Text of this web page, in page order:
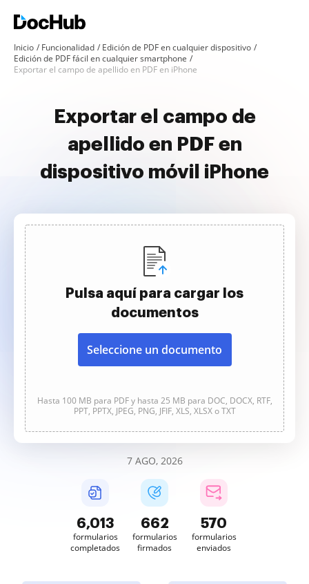
Inicio Funcionalidad
Edición de PDF en cualquier dispositivo
Edición de PDF fácil en cualquier smartphone
Exportar el campo de apellido en PDF en iPhone
Exportar el campo de
apellido en PDF en
dispositivo móvil iPhone
Pulsa aquí para cargar los
documentos
Seleccione un documento
Hasta 100 MB para PDF y hasta 25 MB para DOC, DOCX, RTF,
PPT, PPTX, JPEG, PNG, JFIF, XLS, XLSX o TXT
7 AGO, 2026
6,013
formularios
completados
662
formularios
firmados
570
formularios
enviados